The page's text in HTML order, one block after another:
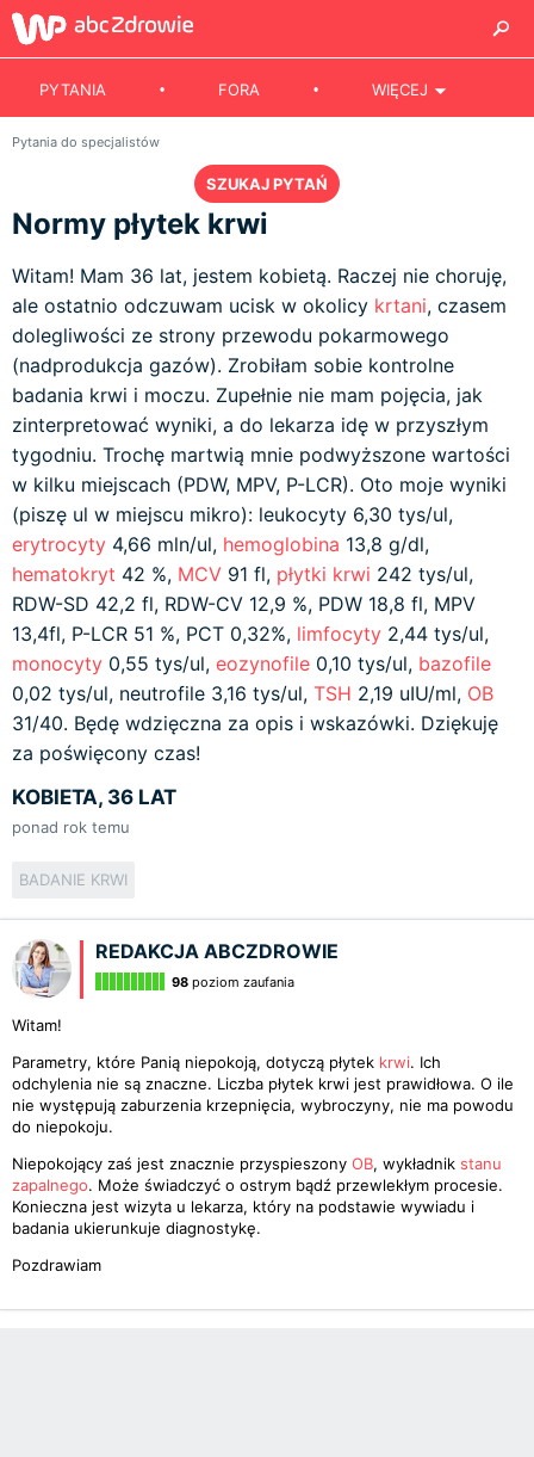
PYTANIA FORA WIĘCEJ
Pytania do specjalistów
SZUKAJ PYTAŃ
Normy płytek krwi
Witam! Mam 36 lat, jestem kobietą. Raczej nie choruję,
ale ostatnio odczuwam ucisk w okolicy krtani, czasem
dolegliwości ze strony przewodu pokarmowego
(nadprodukcja gazów). Zrobiłam sobie kontrolne
badania krwi i moczu. Zupełnie nie mam pojęcia, jak
zinterpretować wyniki, a do lekarza idę w przyszłym
tygodniu. Trochę martwią mnie podwyższone wartości
w kilku miejscach (PDW, MPV, P-LCR). Oto moje wyniki
(piszę ul w miejscu mikro): leukocyty 6,30 tys/ul,
erytrocyty 4,66 mln/ul, hemoglobina 13,8 g/dl,
hematokryt 42 %, MCV 91 fl, płytki krwi 242 tys/ul,
RDW-SD 42,2 fl, RDW-CV 12,9 %, PDW 18,8 fl, MPV
13,4fl, P-LCR 51 %, PCT 0,32%, limfocyty 2,44 tys/ul,
monocyty 0,55 tys/ul, eozynofile 0,10 tys/ul, bazofile
0,02 tys/ul, neutrofile 3,16 tys/ul, TSH 2,19 uIU/ml, OB
31/40. Będę wdzięczna za opis i wskazówki. Dziękuję
za poświęcony czas!
KOBIETA, 36 LAT
ponad rok temu
BADANIE KRWI
REDAKCJA ABCZDROWIE
98 poziom zaufania
Witam!
Parametry, które Panią niepokoją, dotyczą płytek krwi. Ich
odchylenia nie są znaczne. Liczba płytek krwi jest prawidłowa. O ile
nie występują zaburzenia krzepnięcia, wybroczyny, nie ma powodu
do niepokoju.
Niepokojący zaś jest znacznie przyspieszony OB, wykładnik stanu
zapalnego. Może świadczyć o ostrym bądź przewlekłym procesie.
Konieczna jest wizyta u lekarza, który na podstawie wywiadu i
badania ukierunkuje diagnostykę.
Pozdrawiam